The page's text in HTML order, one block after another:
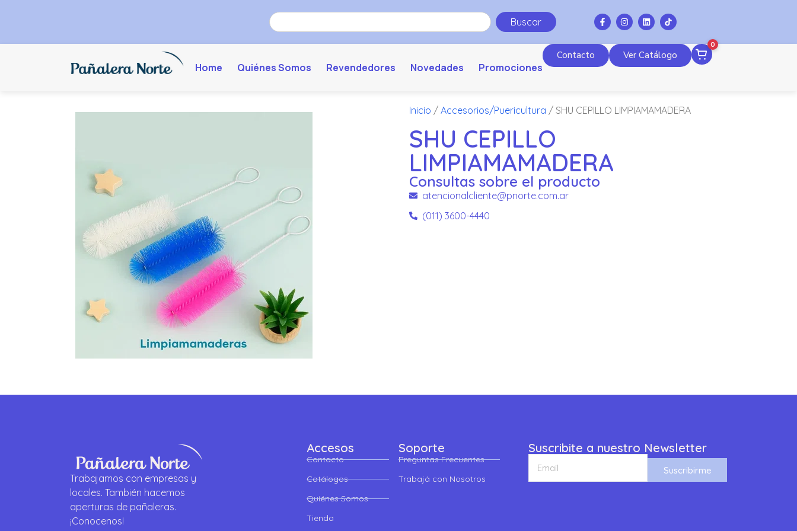
Buscar
Home Quiénes Somos Revendedores Novedades Promociones
Contacto Ver Catálogo
0
Inicio / Accesorios/Puericultura / SHU CEPILLO LIMPIAMAMADERA
SHU CEPILLO
LIMPIAMAMADERA
Consultas sobre el producto
atencionalcliente@pnorte.com.ar
(011) 3600-4440
Trabajamos con empresas y
locales. También hacemos
aperturas de pañaleras.
¡Conocenos!
Accesos
Contacto
Catálogos
Quiénes Somos
Tienda
Soporte
Preguntas Frecuentes
Trabajá con Nosotros
Suscribite a nuestro Newsletter
Suscribirme